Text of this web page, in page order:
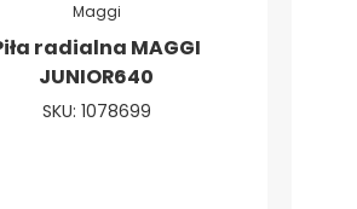
Maggi
radialna MAGGI
JUNIOR640
SKU: 1078699